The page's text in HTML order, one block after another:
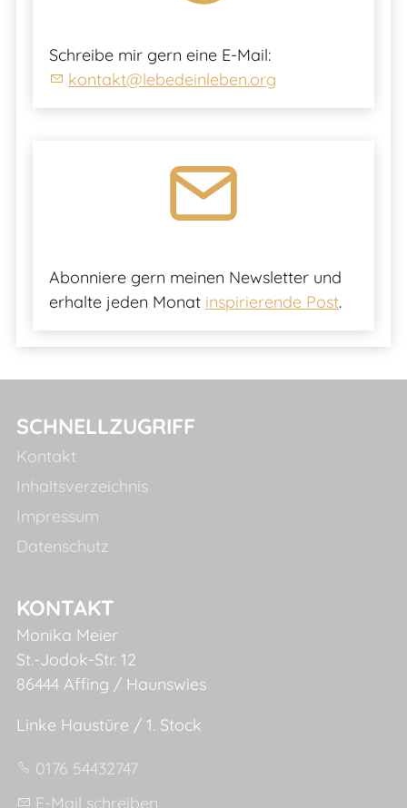
Schreibe mir gern eine E-Mail:
kontakt@lebedeinleben.org
Abonniere gern meinen Newsletter und
erhalte jeden Monat inspirierende Post.
SCHNELLZUGRIFF
Kontakt
Inhaltsverzeichnis
Impressum
Datenschutz
KONTAKT
Monika Meier
St.-Jodok-Str. 12
86444 Affing / Haunswies
Linke Haustüre / 1. Stock
0176 54432747
E-Mail schreiben